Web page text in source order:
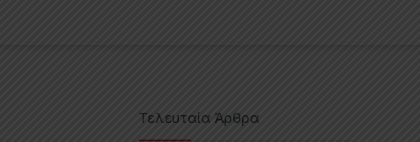
Τελευταία Άρθρα